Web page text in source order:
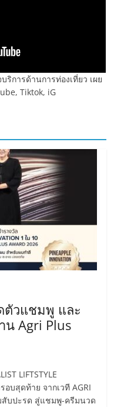
ริการด้านการท่องเที่ยว เผย
Tiktok, iG
ตัวแชมพู และ
น Agri Plus
LIFTSTYLE
อบสุดท้าย จากเวที AGRI
สับปะรด สู่แชมพู-ครีมนวด